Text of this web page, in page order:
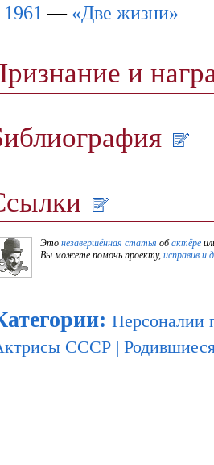
1961 — «Две жизни»
и
Это незавершённая статья обактёре
Вы можете помочь проекту, исправив и
: Персоналии
СССР |